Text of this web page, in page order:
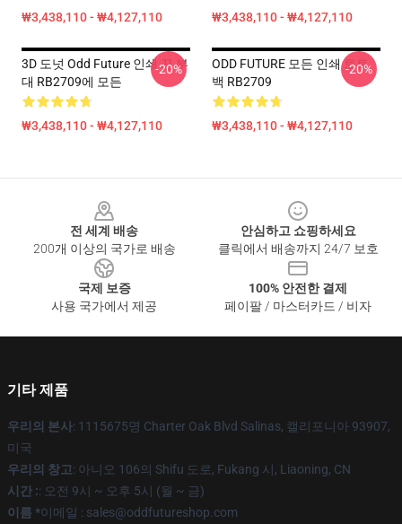
₩3,438,110 - ₩4,127,110 ₩3,438,110 - ₩4,127,110
3D 도넛 Odd Future 인쇄 끈 부
대 RB2709에 모든
₩3,438,110 - ₩4,127,110
-20%
ODD FUTURE 모든 인쇄 토트
백 RB2709
₩3,438,110 - ₩4,127,110
-20%
전 세계 배송
200개 이상의 국가로 배송
안심하고 쇼핑하세요
클릭에서 배송까지 24/7 보호
국제 보증
사용 국가에서 제공
100% 안전한 결제
페이팔 / 마스터카드 / 비자
기타 제품
우리의 본사: 1115675명 Charter Oak Blvd Salinas, 캘리포니아 93907,
미국
우리의 창고: 아니오 106의 Shifu 도로, Fukang 시, Liaoning, CN
시간 :: 오전 9시 ~ 오후 5시 (월 ~ 금)
이름 *이메일 : sales@oddfutureshop.com